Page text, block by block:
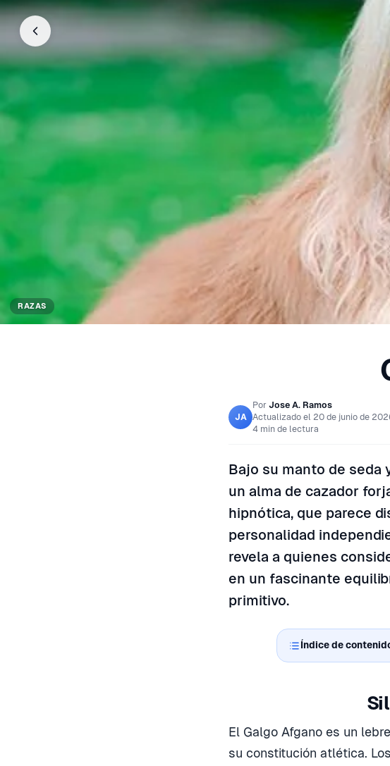
RAZAS
JA
Por Jose A. Ramos
Actualizado el 20 de junio de
4 min de lectura
Bajo su manto de seda
un alma de cazador
hipnótica, que parece
personalidad
revela a quienes
en un fascinante
primitivo.
Índice de
El Galgo Afgano es un
su constitución atlética.